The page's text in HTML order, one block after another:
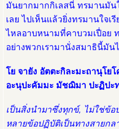
มันยากมากกิเลสนี่ ทรมานมั
เลย ไปเห็นแล้วยิ่งทรมานใจ
ไหลอาบหนามที่คาบวมเปื่อย
อย่างพวกเรามานั่งสมาธินี้มั
โย จายัง อัตตะกิละมะถานุโย
อะนุปะคัมมะ มัชฌิมา ปะฏิปะ
เป็นสิ่งนำมาซึ่งทุกข์, ไม่ใช่ข้อ
หลายข้อปฏิบัติเป็นทางสายกล